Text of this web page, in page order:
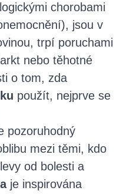
chorobami
jsou v
trpí poruchami
nebo těhotné
o tom, zda
použít, nejprve se
pozoruhodný
mezi těmi, kdo
od bolesti a
je inspirována